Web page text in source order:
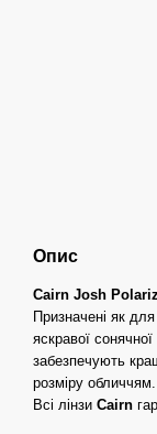
Опис
Cairn Josh
Призначені як
яскравої
забезпечують
розміру обличчям.
Всі лінзи Cairn